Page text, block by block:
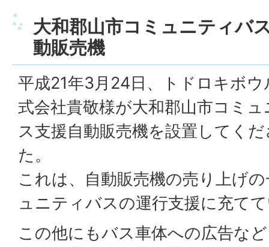
大和郡山市コミュニティバ
動販売機
平成21年3月24日、トドロキボウ
式会社貴敬様が大和郡山市コミ
ス支援自動販売機を設置してく
た。
これは、自動販売機の売り上げ
ュニティバスの運行支援に充て
この他にもバス車体への広告な